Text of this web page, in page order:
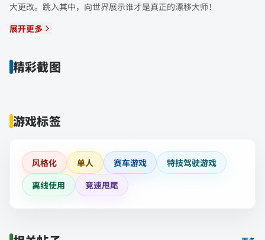
大更改。跳入其中，向世界展示谁才是真正的漂移大师！
展开更多
精彩截图
游戏标签
风格化 单人 赛车游戏
特技驾驶游戏
离线使用
竞速甩尾